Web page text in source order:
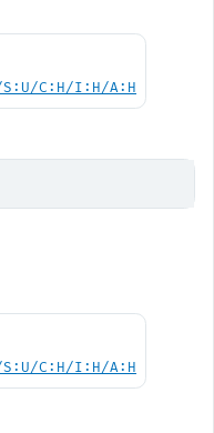
S:U/C:H/I:H/A:H
S:U/C:H/I:H/A:H